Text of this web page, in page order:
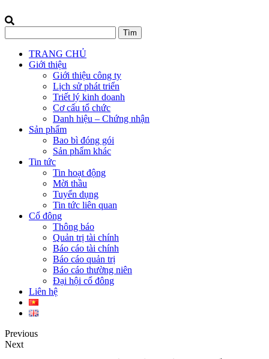
TRANG CHỦ
Giới thiệu
Giới thiệu công ty
Lịch sử phát triển
Triết lý kinh doanh
Cơ cấu tổ chức
Danh hiệu – Chứng nhận
Sản phẩm
Bao bì đóng gói
Sản phẩm khác
Tin tức
Tin hoạt động
Mời thầu
Tuyển dụng
Tin tức liên quan
Cổ đông
Thông báo
Quản trị tài chính
Báo cáo tài chính
Báo cáo quản trị
Báo cáo thường niên
Đại hội cổ đông
Liên hệ
Previous
Next